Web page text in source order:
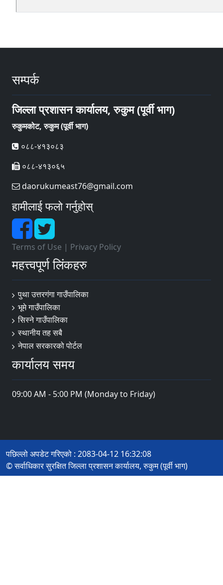
सम्पर्क
जिल्ला प्रशासन कार्यालय, रुकुम (पूर्वी भाग)
रुकुमकोट, रुकुम (पूर्वी भाग)
०८८-४१३०८३
०८८-४१३०६५
daorukumeast76@gmail.com
हामीलाई फलो गर्नुहोस्
Terms of Use | Privacy Policy
महत्त्वपूर्ण लिंकहरु
पुथा उत्तरगंगा गाउँपालिका
भूमे गाउँपालिका
सिस्ने गाउँपालिका
स्थानीय तह सबै
नेपाल सरकारको पोर्टल
कार्यालय समय
09:00 AM - 5:00 PM (Monday to Friday)
पछिल्लो अपडेट गरिएको : 2083-04-12 16:32:08
© सर्वाधिकार सुरक्षित जिल्ला प्रशासन कार्यालय, रुकुम (पूर्वी भाग)